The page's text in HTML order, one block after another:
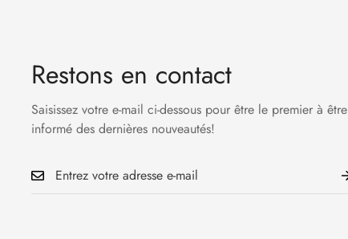
Restons en contact
Saisissez votre e-mail ci-dessous pour être le premier à être
informé des dernières nouveautés!